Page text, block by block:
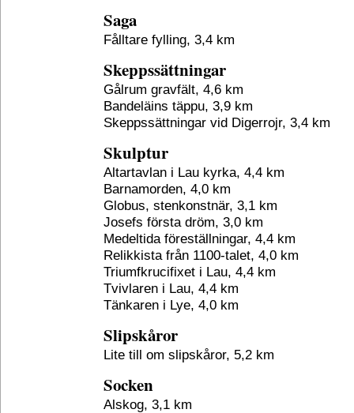
Saga
Fålltare fylling, 3,4 km
Skeppssättningar
Gålrum gravfält, 4,6 km
Bandeläins täppu, 3,9 km
Skeppssättningar vid Digerrojr, 3,4 km
Skulptur
Altartavlan i Lau kyrka, 4,4 km
Barnamorden, 4,0 km
Globus, stenkonstnär, 3,1 km
Josefs första dröm, 3,0 km
Medeltida föreställningar, 4,4 km
Relikkista från 1100-talet, 4,0 km
Triumfkrucifixet i Lau, 4,4 km
Tvivlaren i Lau, 4,4 km
Tänkaren i Lye, 4,0 km
Slipskåror
Lite till om slipskåror, 5,2 km
Socken
Alskog, 3,1 km